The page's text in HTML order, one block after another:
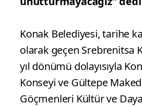
Konak Belediyesi, tarihe
olarak geçen Srebrenitsa
yıl dönümü dolayısıyla
Konseyi ve Gültepe
Göçmenleri Kültür ve